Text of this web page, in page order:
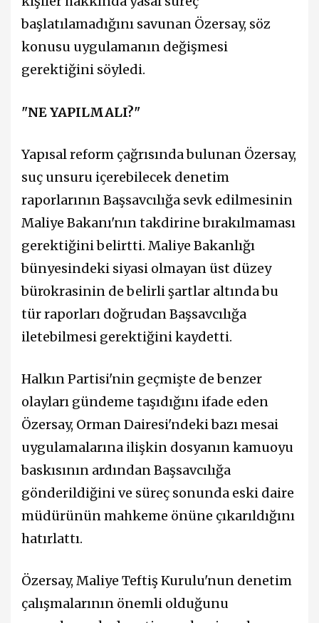
başlatılamadığını savunan Özersay, söz
konusu uygulamanın değişmesi
gerektiğini söyledi.
"NE YAPILMALI?"
Yapısal reform çağrısında bulunan Özersay,
suç unsuru içerebilecek denetim
raporlarının Başsavcılığa sevk edilmesinin
Maliye Bakanı'nın takdirine bırakılmaması
gerektiğini belirtti. Maliye Bakanlığı
bünyesindeki siyasi olmayan üst düzey
bürokrasinin de belirli şartlar altında bu
tür raporları doğrudan Başsavcılığa
iletebilmesi gerektiğini kaydetti.
Halkın Partisi'nin geçmişte de benzer
olayları gündeme taşıdığını ifade eden
Özersay, Orman Dairesi'ndeki bazı mesai
uygulamalarına ilişkin dosyanın kamuoyu
baskısının ardından Başsavcılığa
gönderildiğini ve süreç sonunda eski daire
müdürünün mahkeme önüne çıkarıldığını
hatırlattı.
Özersay, Maliye Teftiş Kurulu'nun denetim
çalışmalarının önemli olduğunu